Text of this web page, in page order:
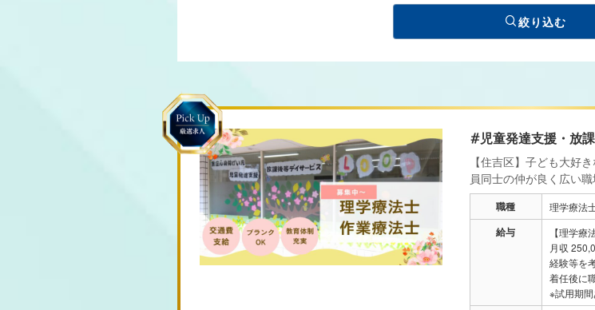
絞り込む
#児童発達支援・放
【住吉区】子ども大好
員同士の仲が良く広い
職種 理学療法
給与
【理学療
月収
経験等を
着任後に
※試用期間